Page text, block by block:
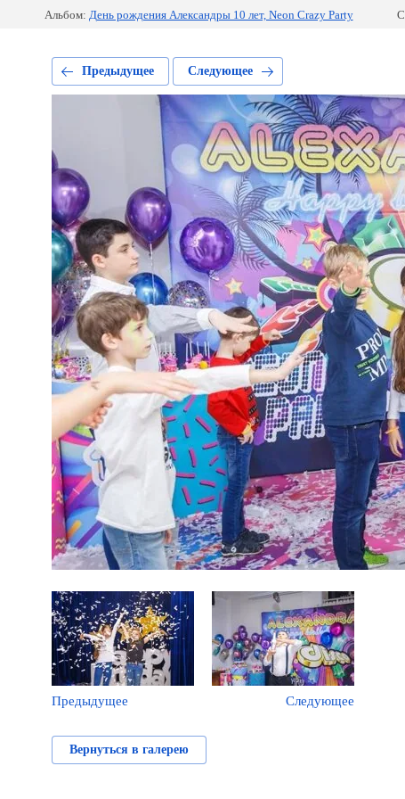
Альбом: День рождения Александры 10 лет, Neon Crazy Party
Предыдущее Следующее
Предыдущее Следующее
Вернуться в галерею